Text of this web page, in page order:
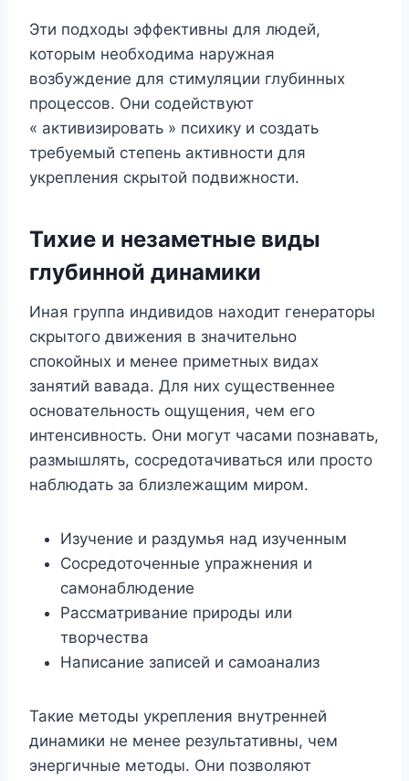
Эти подходы эффективны для людей,
которым необходима наружная
возбуждение для стимуляции глубинных
процессов. Они содействуют
« активизировать » психику и создать
требуемый степень активности для
укрепления скрытой подвижности.
Тихие и незаметные виды
глубинной динамики
Иная группа индивидов находит генераторы
скрытого движения в значительно
спокойных и менее приметных видах
занятий вавада. Для них существеннее
основательность ощущения, чем его
интенсивность. Они могут часами познавать,
размышлять, сосредотачиваться или просто
наблюдать за близлежащим миром.
Изучение и раздумья над изученным
Сосредоточенные упражнения и
самонаблюдение
Рассматривание природы или
творчества
Написание записей и самоанализ
Такие методы укрепления внутренней
динамики не менее результативны, чем
энергичные методы. Они позволяют